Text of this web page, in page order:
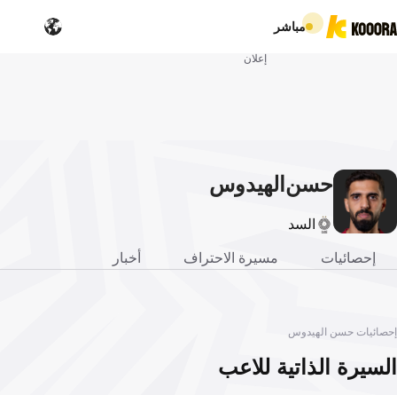
مباشر
إعلان
حسن الهيدوس
السد
إحصائيات مسيرة الاحتراف أخبار
إحصائيات حسن الهيدوس
السيرة الذاتية للاعب